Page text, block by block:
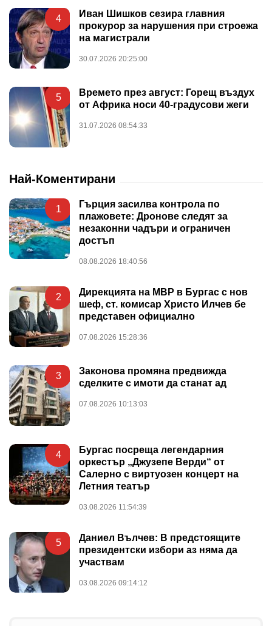
4
Иван Шишков сезира главния
прокурор за нарушения при строежа
на магистрали
30.07.2026 20:25:00
5
Времето през август: Горещ въздух
от Африка носи 40-градусови жеги
31.07.2026 08:54:33
Най-Коментирани
1
Гърция засилва контрола по
плажовете: Дронове следят за
незаконни чадъри и ограничен
достъп
08.08.2026 18:40:56
2
Дирекцията на МВР в Бургас с нов
шеф, ст. комисар Христо Илчев бе
представен официално
07.08.2026 15:28:36
3
Законова промяна предвижда
сделките с имоти да станат ад
07.08.2026 10:13:03
4
Бургас посреща легендарния
оркестър „Джузепе Верди“ от
Салерно с виртуозен концерт на
Летния театър
03.08.2026 11:54:39
5
Даниел Вълчев: В предстоящите
президентски избори аз няма да
участвам
03.08.2026 09:14:12